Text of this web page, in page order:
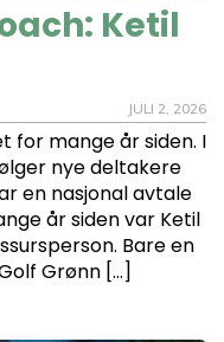
Ketil
JULI 2, 2026
for mange år siden. I
nye deltakere
en nasjonal avtale
år siden var Ketil
Bare en
Grønn […]